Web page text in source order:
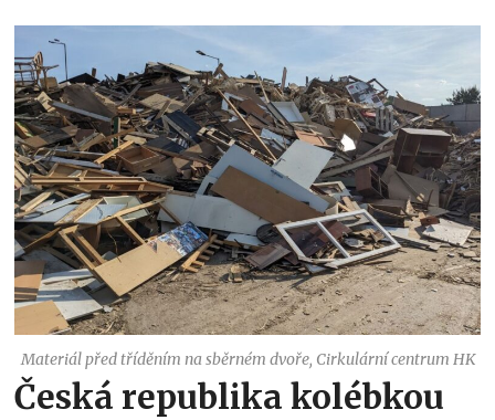
Materiál před tříděním na sběrném dvoře, Cirkulární centrum HK
Česká republika kolébkou